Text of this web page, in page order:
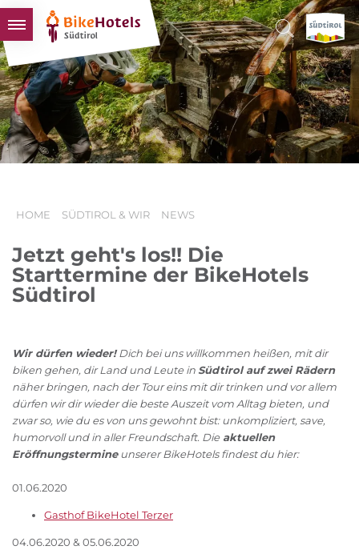
BIKEHOTELS
HOTELS & PAKETE
TOUREN & REVIERE
SÜDTIROL & WIR
HOME SÜDTIROL & WIR NEWS
Jetzt geht's los!! Die
Starttermine der BikeHotels
Südtirol
Wir dürfen wieder!Dich bei uns willkommen heißen, mit dir
biken gehen, dir Land und Leute in Südtirol auf zwei Rädern
näher bringen, nach der Tour eins mit dir trinken und vor allem
dürfen wir dir wieder die beste Auszeit vom Alltag bieten, und
zwar so, wie du es von uns gewohnt bist: unkompliziert, save,
humorvoll und in aller Freundschaft. Dieaktuellen
Eröffnungstermineunserer BikeHotels findest du hier:
01.06.2020
Gasthof BikeHotel Terzer
04.06.2020 & 05.06.2020